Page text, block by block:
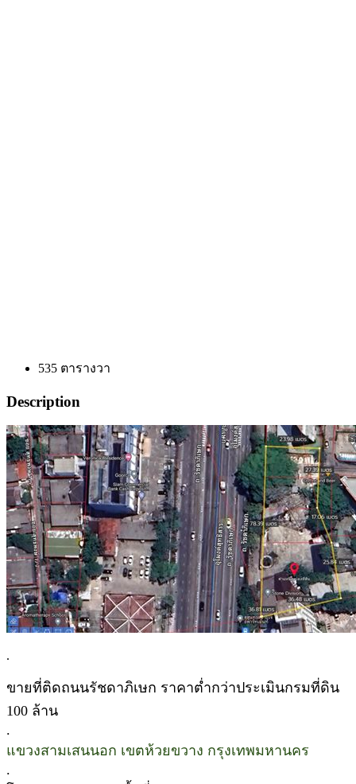
535 ตารางวา
Description
.
ขายที่ติดถนนรัชดาภิเษก ราคาต่ำกว่าประเมินกรมที่ดิน
100 ล้าน
.
แขวงสามเสนนอก เขตห้วยขวาง กรุงเทพมหานคร
.